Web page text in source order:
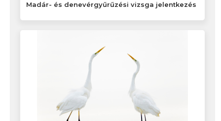
Madár- és denevérgyűrűzési vizsga jelentkezés